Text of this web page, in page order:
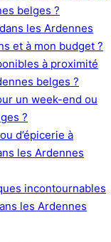
belges ?
les Ardennes
et à mon budget ?
à proximité
belges ?
un week-end ou
?
d’épicerie à
les Ardennes
incontournables
les Ardennes